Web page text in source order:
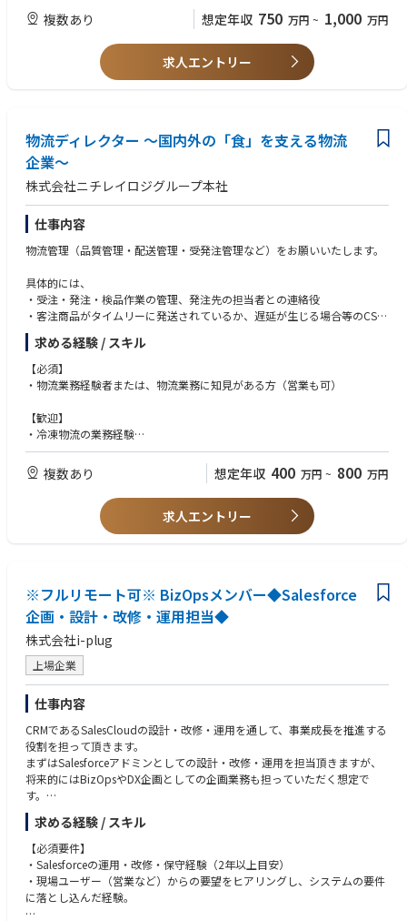
ルティング営業スキルが身につく
現場の判断を重視する社風のため、自らのアイデアで戦略を工夫し、実行
・修理、サービス部門やマーケティング部門と連携した顧客対応の推進、
新製品のローンチ、販売戦略の立案、実行、進捗管理
・収益、市場シェア、顧客獲得コストを念頭においた改善を含む価格戦略
・販売サポート、顧客ニーズと問題点解決に対応するためのプレゼンテー
【歓迎】
・英語力(会話が出来なくても読み書きができるレベルが望ましい方)
・ゼロから事業を立ち上げる事にやりがいを感じる方
・自ら課題を発見し、解決策を実行に移せる方
複数あり 想定年収 750 万円 ~ 1,000 万円
求人エントリー
物流ディレクター ～国内外の「食」を支える物流
企業～
株式会社ニチレイロジグループ本社
仕事内容
物流管理（品質管理・配送管理・受発注管理など）をお願いいたします。
具体的には、
・受注・発注・検品作業の管理、発注先の担当者との連絡役
・客注商品がタイムリーに発送されているか、遅延が生じる場合等のCS対
応が適切になされているかのモニタリング
・商品原価を低廉にするための仕様見直し
・機能向上やお客様満足度UPに向けた各種打ち手の検討と実行 など
現場のオペレーションを見て改善するだけでなく、
物流DX事業、経営企画、事業管理部門、海外事業などご希望に応じて幅広
求める経験 / スキル
【必須】
・物流業務経験者または、物流業務に知見がある方（営業も可）
【歓迎】
・冷凍物流の業務経験
・海外での物流業務経験
【求める人物像】
・ニチレイバリューズに共感して頂ける方
・人とコミュニケーションをとることが好きな方
・物事の仕組みを作ることが好きな方
複数あり 想定年収 400 万円 ~ 800 万円
求人エントリー
※フルリモート可※ BizOpsメンバー◆Salesforce
企画・設計・改修・運用担当◆
株式会社i-plug
上場企業
仕事内容
CRMであるSalesCloudの設計・改修・運用を通して、事業成長を推進する
役割を担って頂きます。
まずはSalesforceアドミンとしての設計・改修・運用を担当頂きますが、
将来的にはBizOpsやDX企画としての企画業務も担っていただく想定で
す。
【主な業務内容】
・Salesforceの設計・改修・運用
・業務プロセス設計と改善
・各部門の業務プロセスを分析し、課題を特定
・効率化、標準化、自動化に向けた業務プロセスを設計、構築
・新しい業務プロセス導入後の効果測定、継続的な改善
求める経験 / スキル
【必須要件】
・Salesforceの運用・改修・保守経験（2年以上目安）
・現場ユーザー（営業など）からの要望をヒアリングし、システムの要件
に落とし込んだ経験。